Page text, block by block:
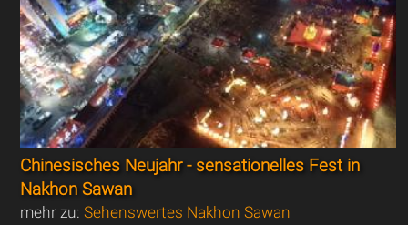
Chinesisches Neujahr - sensationelles Fest in
Nakhon Sawan
mehr zu:Sehenswertes Nakhon Sawan